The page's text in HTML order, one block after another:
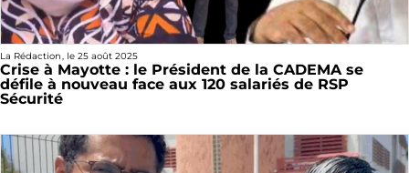
La Rédaction, le 25 août 2025
Crise à Mayotte : le Président de la CADEMA se
défile à nouveau face aux 120 salariés de RSP
Sécurité